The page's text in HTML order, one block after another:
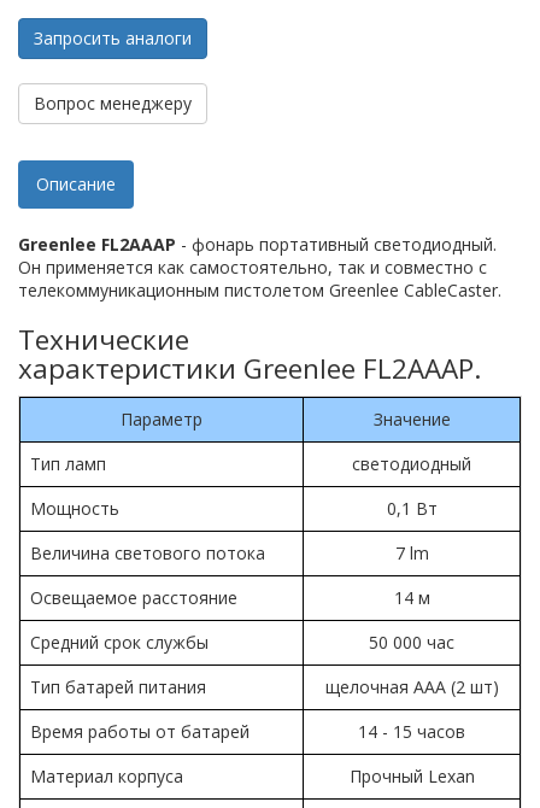
Запросить аналоги
Вопрос менеджеру
Описание
Greenlee FL2AAAP - фонарь портативный светодиодный.
Он применяется как самостоятельно, так и совместно с
телекоммуникационным пистолетом Greenlee CableCaster.
Технические
характеристики Greenlee FL2AAAP.
Параметр
Значение
Тип ламп
светодиодный
Мощность
0,1 Вт
Величина светового потока
7 lm
Освещаемое расстояние
14 м
Средний срок службы
50 000 час
Тип батарей питания
щелочная ААА (2 шт)
Время работы от батарей
14 - 15 часов
Материал корпуса
Прочный Lexan